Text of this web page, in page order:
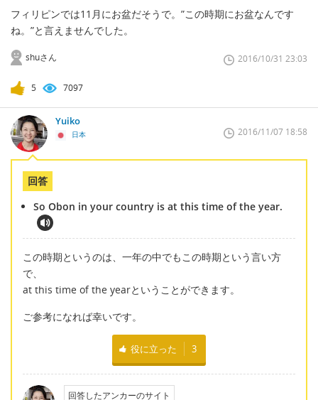
フィリピンでは11月にお盆だそうで。”この時期にお盆なんです
ね。”と言えませんでした。
shuさん 2016/10/31 23:03
5 7097
Yuiko
日本 2016/11/07 18:58
回答
So Obon in your country is at this time of the year.
この時期というのは、一年の中でもこの時期という言い方
で、
at this time of the yearということができます。
ご参考になれば幸いです。
役に立った 3
回答したアンカーのサイト